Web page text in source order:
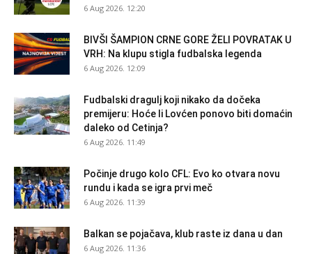
6 Aug 2026. 12:20
BIVŠI ŠAMPION CRNE GORE ŽELI POVRATAK U
VRH: Na klupu stigla fudbalska legenda
6 Aug 2026. 12:09
Fudbalski dragulj koji nikako da dočeka
premijeru: Hoće li Lovćen ponovo biti domaćin
daleko od Cetinja?
6 Aug 2026. 11:49
Počinje drugo kolo CFL: Evo ko otvara novu
rundu i kada se igra prvi meč
6 Aug 2026. 11:39
Balkan se pojačava, klub raste iz dana u dan
6 Aug 2026. 11:36